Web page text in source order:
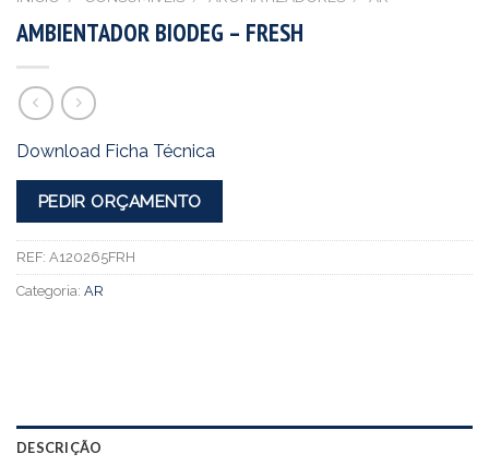
AMBIENTADOR BIODEG – FRESH
Download Ficha Técnica
PEDIR ORÇAMENTO
REF: A120265FRH
Categoria: AR
DESCRIÇÃO